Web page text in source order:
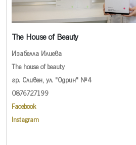
The House of Beauty
Изабелла Илиева
The house of beauty
гр. Сливен, ул. "Одрин" №4
0876727199
Facebook
Instagram